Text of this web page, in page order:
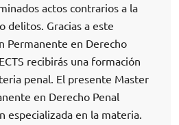
actos contrarios a la
delitos. Gracias a este
Permanente en Derecho
recibirás una formación
penal. El presente Master
en Derecho Penal
especializada en la materia.